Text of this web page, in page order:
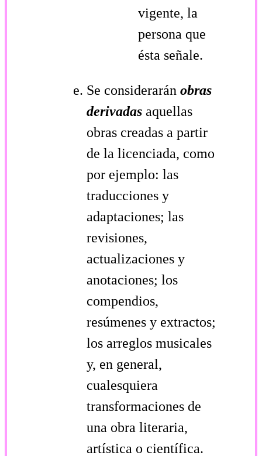
vigente, la
persona que
ésta señale.
Se considerarán obras
derivadas aquellas
obras creadas a partir
de la licenciada, como
por ejemplo: las
traducciones y
adaptaciones; las
revisiones,
actualizaciones y
anotaciones; los
compendios,
resúmenes y extractos;
los arreglos musicales
y, en general,
cualesquiera
transformaciones de
una obra literaria,
artística o científica.